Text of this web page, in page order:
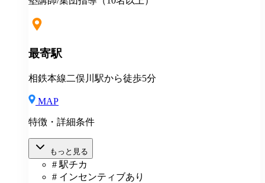
最寄駅
相鉄本線二俣川駅から徒歩5分
MAP
特徴・詳細条件
もっと見る
# 駅チカ
# インセンティブあり